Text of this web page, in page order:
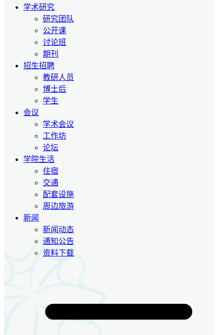
学术研究
研究团队
公开课
讨论班
期刊
招生招聘
教研人员
博士后
学生
会议
学术会议
工作坊
论坛
学院生活
住宿
交通
配套设施
周边旅游
新闻
新闻动态
通知公告
资料下载